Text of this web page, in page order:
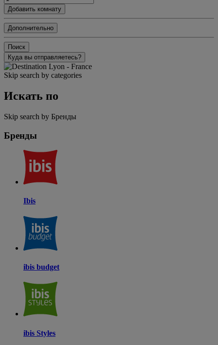
Добавить комнату
Дополнительно
Поиск
Куда вы отправляетесь?
Skip search by categories
Искать по
Skip search by Бренды
Бренды
Ibis
ibis budget
ibis Styles